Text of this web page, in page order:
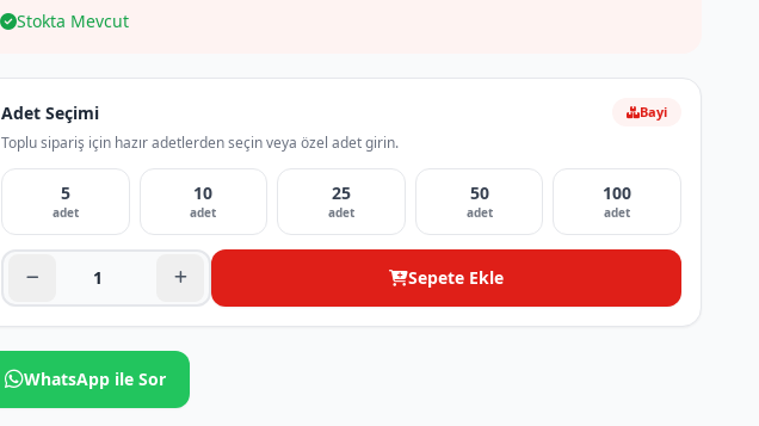
Stokta Mevcut
Adet Seçimi
Toplu sipariş için hazır adetlerden seçin veya özel adet girin.
Bayi
5
adet
10
adet
25
adet
50
adet
100
adet
Sepete Ekle
WhatsApp ile Sor